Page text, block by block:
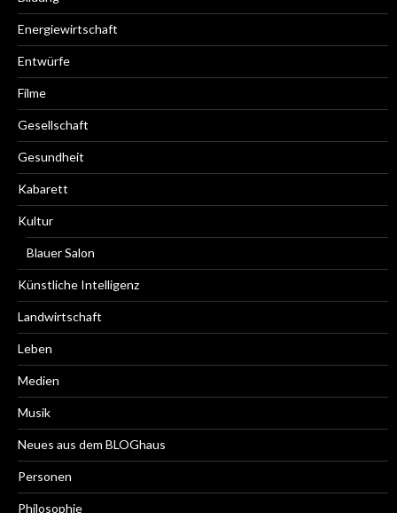
Energiewirtschaft
Entwürfe
Filme
Gesellschaft
Gesundheit
Kabarett
Kultur
Blauer Salon
Künstliche Intelligenz
Landwirtschaft
Leben
Medien
Musik
Neues aus dem BLOGhaus
Personen
Philosophie